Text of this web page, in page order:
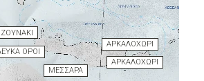
ΟΡΟΙ
ΜΕΣΣΑΡΑ
ΑΡΚΑΛΟΧΩΡΙ
ΑΡΚΑΛΟΧΩΡΙ